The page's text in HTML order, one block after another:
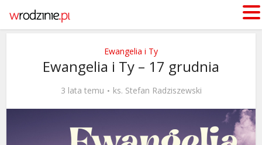
Ewangelia i Ty
Ewangelia i Ty – 17 grudnia
3 lata temu ks. Stefan Radziszewski